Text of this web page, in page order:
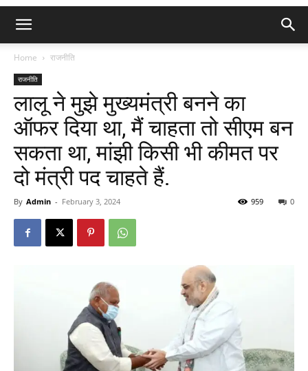
Home राजनीति
राजनीति
लालू ने मुझे मुख्यमंत्री बनने का
ऑफर दिया था, मैं चाहता तो सीएम बन
सकता था, मांझी किसी भी कीमत पर
दो मंत्री पद चाहते हैं.
By Admin - February 3, 2024 0
959